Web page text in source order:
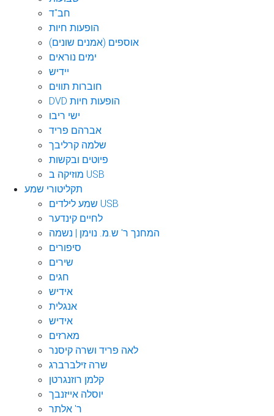
חב"ד
הופעות חיות
אוספים (אמנים שונים)
ימים נוראים
יידיש
חוברות תווים
DVD הופעות חיות
ישי ריבו
אברהם פריד
שלמה קרליבך
פיוטים ובקשות
מוזיקה ב USB
תקליטורי שמע
שמע לילדים USB
לחיים קינדער
המחנך ר' ש.מ. נוימן | נשמה
סיפורים
שירים
חגים
אידיש
אנגלית
אידיש
מארזים
לאה פריד ושרה קיסנר
שרה זילברברג
קלמן רוזנגרטן
יוסלה אייזנבך
ר' אלתר